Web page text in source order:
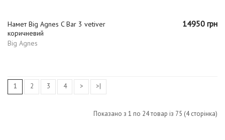
Намет Big Agnes C Bar 3 vetiver
коричневий
Big Agnes
14950 грн
1 2 3 4 > >|
Показано з 1 по 24 товар із 75 (4 сторінка)